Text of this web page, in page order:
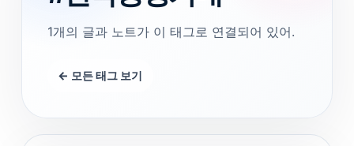
1개의 글과 노트가 이 태그로 연결되어 있어.
← 모든 태그 보기